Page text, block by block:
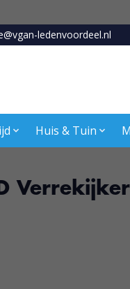
ledenvoordeel.nl
Huis & Tuin
5